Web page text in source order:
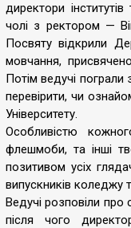
директори
чолі з ректором —
Посвяту відкрили
мовчання,
Потім ведучі
перевірити, чи
Університету.
Особливістю
флешмоби, та інші
позитивом усіх
випускників коледжу
Ведучі розповіли про
після чого